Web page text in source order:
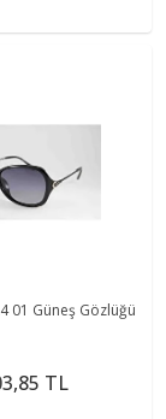
01 Güneş Gözlüğü
TL